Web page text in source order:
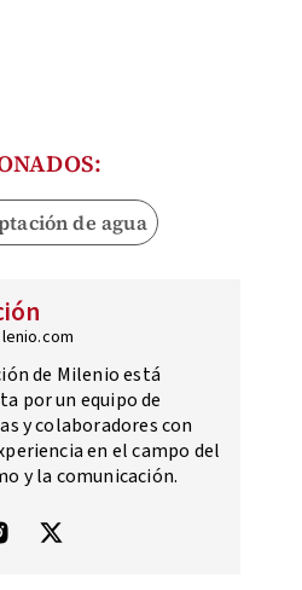
de agua
de Milenio está
por un equipo de
y colaboradores con
en el campo del
y la comunicación.